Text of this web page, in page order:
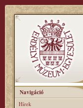
Navigáció
Hírek